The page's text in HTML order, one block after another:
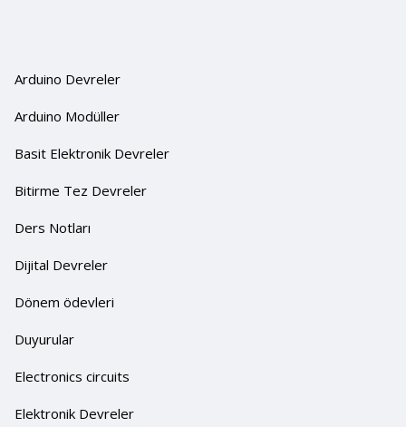
Arduino Devreler
Arduino Modüller
Basit Elektronik Devreler
Bitirme Tez Devreler
Ders Notları
Dijital Devreler
Dönem ödevleri
Duyurular
Electronics circuits
Elektronik Devreler